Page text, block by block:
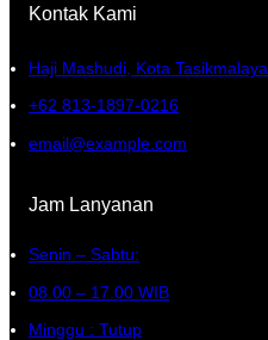
Kontak Kami
Haji Mashudi, Kota Tasikmalaya
+62 813-1897-0216
email@example.com
Jam Lanyanan
Senin – Sabtu:
08.00 – 17.00 WIB
Minggu : Tutup